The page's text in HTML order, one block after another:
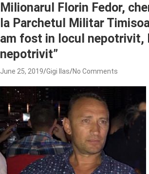
Milionarul Florin Fedor,
la Parchetul Militar
am fost in locul nepotrivit,
nepotrivit”
June 25, 2019 Gigi Ilas No Comments